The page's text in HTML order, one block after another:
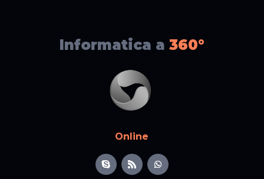
Informatica a 360°
Online